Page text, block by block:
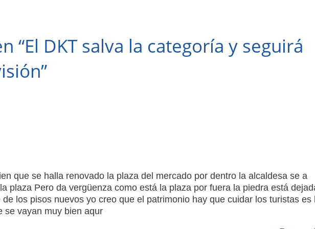
“El DKT salva la categoría y seguirá
que se halla renovado la plaza del mercado por dentro la alcaldesa se a
plaza Pero da vergüenza como está la plaza por fuera la piedra está
los pisos nuevos yo creo que el patrimonio hay que cuidar los turistas es
se vayan muy bien aqur